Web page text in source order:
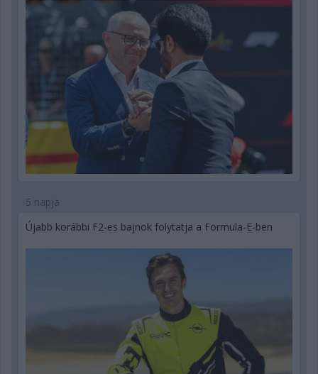
5 napja
Újabb korábbi F2-es bajnok folytatja a Formula-E-ben